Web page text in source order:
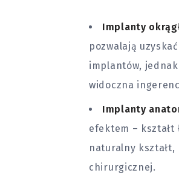
Implanty
pozwalają
implantów,
widoczna
Implanty
efektem – kształt
naturalny
chirurgicznej.